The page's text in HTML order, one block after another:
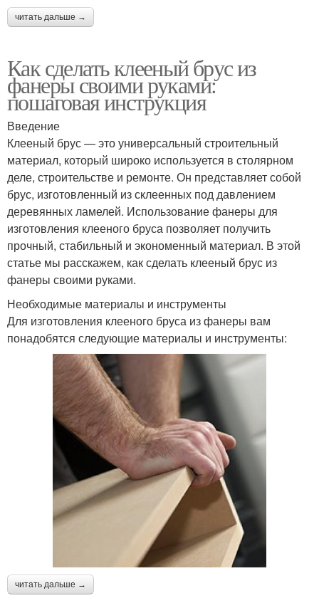
читать дальше →
Как сделать клееный брус из
фанеры своими руками:
пошаговая инструкция
Введение
Клееный брус — это универсальный строительный
материал, который широко используется в столярном
деле, строительстве и ремонте. Он представляет собой
брус, изготовленный из склеенных под давлением
деревянных ламелей. Использование фанеры для
изготовления клееного бруса позволяет получить
прочный, стабильный и экономенный материал. В этой
статье мы расскажем, как сделать клееный брус из
фанеры своими руками.
Необходимые материалы и инструменты
Для изготовления клееного бруса из фанеры вам
понадобятся следующие материалы и инструменты:
читать дальше →